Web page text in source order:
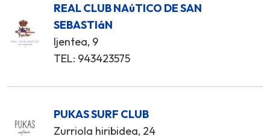
REAL CLUB NAúTICO DE SAN
SEBASTIáN
Ijentea, 9
TEL: 943423575
PUKAS SURF CLUB
Zurriola hiribidea, 24